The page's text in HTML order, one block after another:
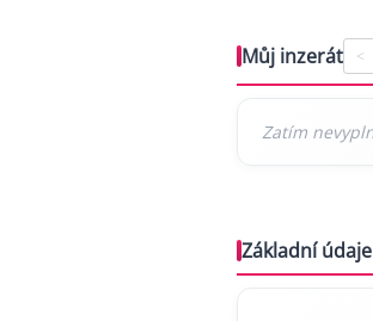
Můj inzerát <
Základní údaje